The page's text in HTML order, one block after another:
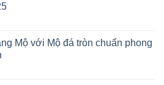
Mộ với Mộ đá tròn chuẩn phong